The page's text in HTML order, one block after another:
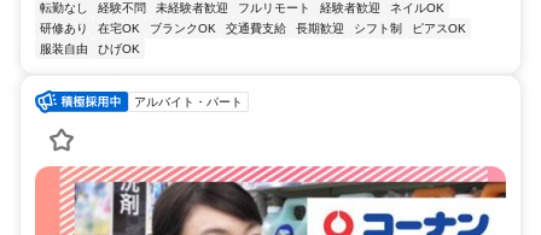
転勤なし
経験不問 未経験者歓迎 フルリモート 経験者歓迎
ネイルOK
研修あり
在宅OK ブランクOK 交通費支給 長期歓迎 シフト制
ピアスOK
服装自由
ひげOK
アルバイト・パート